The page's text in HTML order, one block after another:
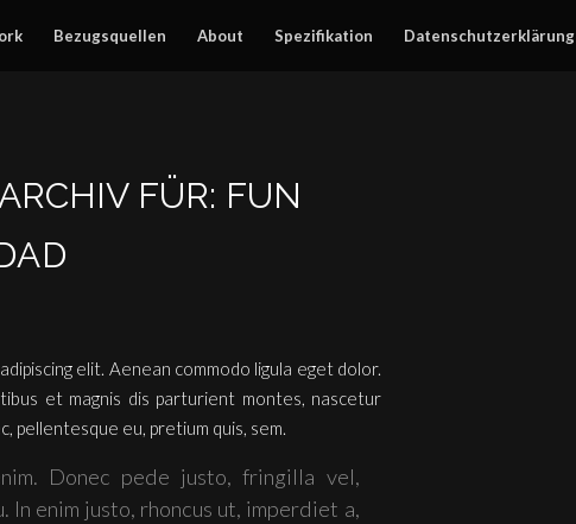
Bezugsquellen About Spezifikation Datenschutzerklärung
FÜR: FUN
elit. Aenean commodo ligula eget dolor.
et magnis dis parturient montes, nascetur
pellentesque eu, pretium quis, sem.
Donec pede justo, fringilla vel,
enim justo, rhoncus ut, imperdiet a,